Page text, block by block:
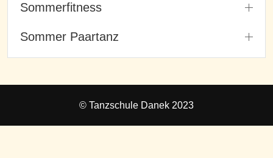
Sommerfitness
Sommer Paartanz
© Tanzschule Danek 2023